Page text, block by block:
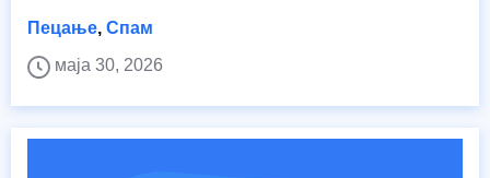
Пецање, Спам
маја 30, 2026